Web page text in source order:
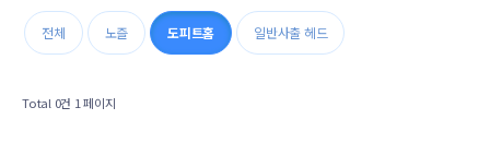
전체 노즐 도피트홈 일반사출 헤드
Total 0건 1 페이지